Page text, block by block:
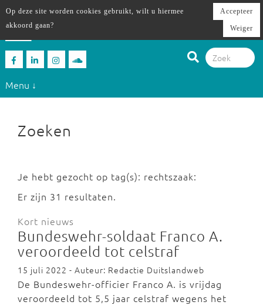
Menu ↓
Zoeken
Je hebt gezocht op tag(s): rechtszaak:
Er zijn 31 resultaten.
Kort nieuws
Bundeswehr-soldaat Franco A.
veroordeeld tot celstraf
15 juli 2022 - Auteur: Redactie Duitslandweb
De Bundeswehr-officier Franco A. is vrijdag
veroordeeld tot 5,5 jaar celstraf wegens het
Op deze site worden cookies gebruikt, wilt u hiermee
akkoord gaan?
Accepteer
Weiger